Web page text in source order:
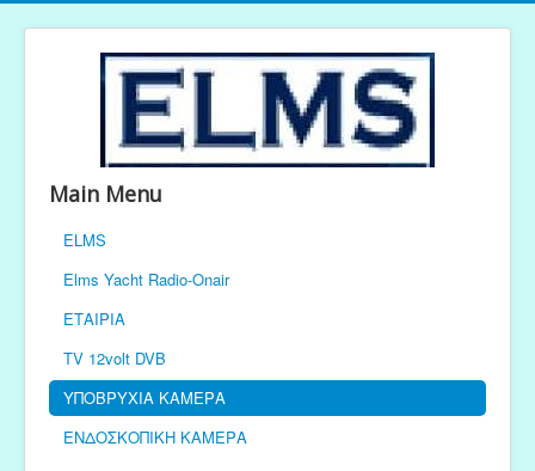
Main Menu
ELMS
Elms Yacht Radio-Onair
ΕΤΑΙΡΙΑ
TV 12volt DVB
ΥΠΟΒΡΥΧΙΑ ΚΑΜΕΡΑ
ΕΝΔΟΣΚΟΠΙΚΗ ΚΑΜΕΡΑ